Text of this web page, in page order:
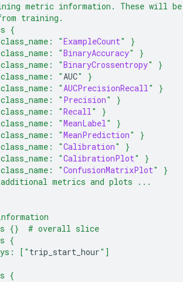
metric information. These will
training.
{
"ExampleCount" }
"BinaryAccuracy" }
"BinaryCrossentropy" }
"AUC" }
"AUCPrecisionRecall" }
" Precision" }
"Recall" }
"MeanLabel" }
"MeanPrediction" }
"Calibration" }
"CalibrationPlot" }
"ConfusionMatrixPlot" }
metrics and plots ...
{}  # overall slice
{
[" trip_start_hour"]
{